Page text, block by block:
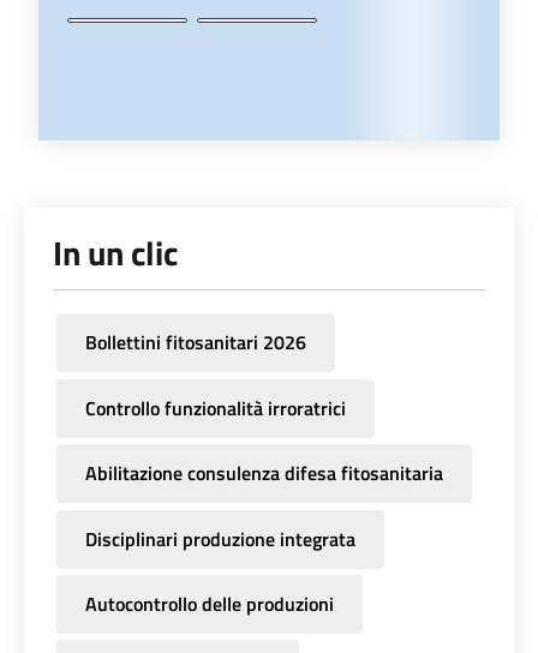
In un clic
Bollettini fitosanitari 2026
Controllo funzionalità irroratrici
Abilitazione consulenza difesa fitosanitaria
Disciplinari produzione integrata
Autocontrollo delle produzioni